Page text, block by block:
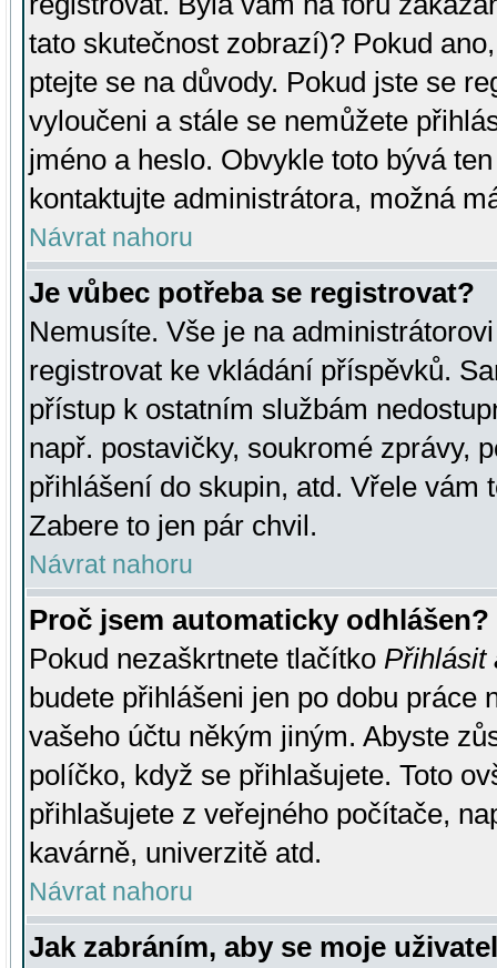
tato skutečnost zobrazí)? Pokud
ptejte se na důvody. Pokud jste se
vyloučeni a stále se nemůžete
jméno a heslo. Obvykle toto bývá
kontaktujte administrátora, možná
Návrat nahoru
Je vůbec potřeba se registrovat?
Nemusíte. Vše je na
registrovat ke vkládání příspěvků.
přístup k ostatním službám
např. postavičky, soukromé zprávy,
přihlášení do skupin, atd. Vřele vám
Zabere to jen pár chvil.
Návrat nahoru
Proč jsem automaticky odhlášen?
Pokud nezaškrtnete tlačítko Přihlásit
budete přihlášeni jen po dobu práce
vašeho účtu někým jiným. Abyste
políčko, když se přihlašujete. Toto
přihlašujete z veřejného počítače,
kavárně, univerzitě atd.
Návrat nahoru
Jak zabráním, aby se moje